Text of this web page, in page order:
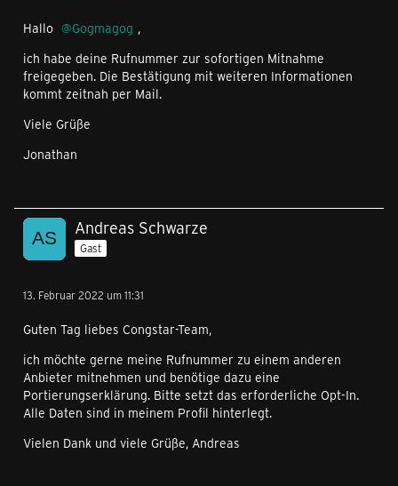
Hallo Gogmagog ,
ich habe deine Rufnummer zur sofortigen Mitnahme
freigegeben. Die Bestätigung mit weiteren Informationen
kommt zeitnah per Mail.
Viele Grüße
Jonathan
Andreas Schwarze
Gast
13. Februar 2022 um 11:31
Guten Tag liebes Congstar-Team,
ich möchte gerne meine Rufnummer zu einem anderen
Anbieter mitnehmen und benötige dazu eine
Portierungserklärung. Bitte setzt das erforderliche Opt-In.
Alle Daten sind in meinem Profil hinterlegt.
Vielen Dank und viele Grüße, Andreas